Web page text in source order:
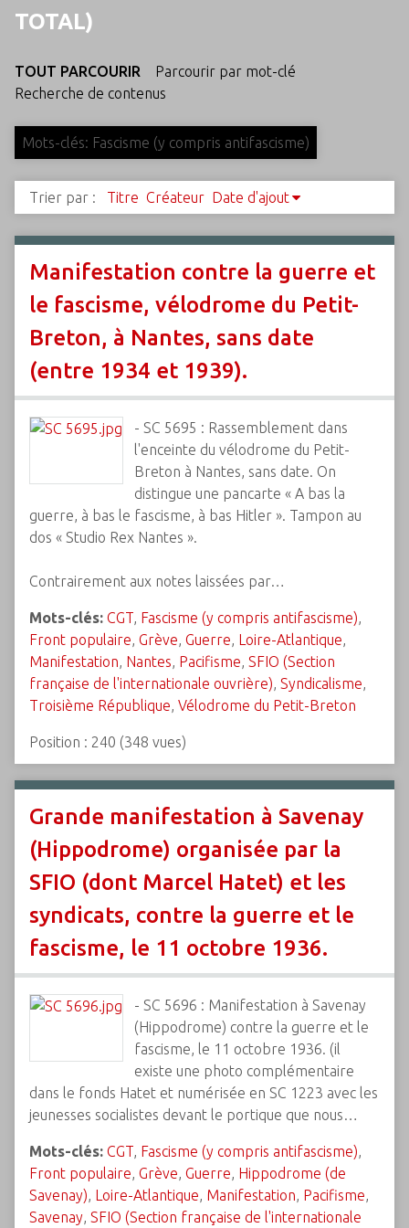
TOTAL)
TOUT PARCOURIR
Parcourir par mot-clé
Recherche de contenus
Mots-clés: Fascisme (y compris antifascisme)
Trier par : Titre Créateur Date d'ajout
Manifestation contre la guerre et
le fascisme, vélodrome du Petit-
Breton, à Nantes, sans date
(entre 1934 et 1939).
- SC 5695 : Rassemblement dans
l'enceinte du vélodrome du Petit-
Breton à Nantes, sans date. On
distingue une pancarte « A bas la
guerre, à bas le fascisme, à bas Hitler ». Tampon au
dos « Studio Rex Nantes ».
Contrairement aux notes laissées par…
Mots-clés: CGT, Fascisme (y compris antifascisme),
Front populaire, Grève, Guerre, Loire-Atlantique,
Manifestation, Nantes, Pacifisme, SFIO (Section
française de l'internationale ouvrière), Syndicalisme,
Troisième République, Vélodrome du Petit-Breton
Position : 240 (348 vues)
Grande manifestation à Savenay
(Hippodrome) organisée par la
SFIO (dont Marcel Hatet) et les
syndicats, contre la guerre et le
fascisme, le 11 octobre 1936.
- SC 5696 : Manifestation à Savenay
(Hippodrome) contre la guerre et le
fascisme, le 11 octobre 1936. (il
existe une photo complémentaire
dans le fonds Hatet et numérisée en SC 1223 avec les
jeunesses socialistes devant le portique que nous…
Mots-clés: CGT, Fascisme (y compris antifascisme),
Front populaire, Grève, Guerre, Hippodrome (de
Savenay), Loire-Atlantique, Manifestation, Pacifisme,
Savenay, SFIO (Section française de l'internationale